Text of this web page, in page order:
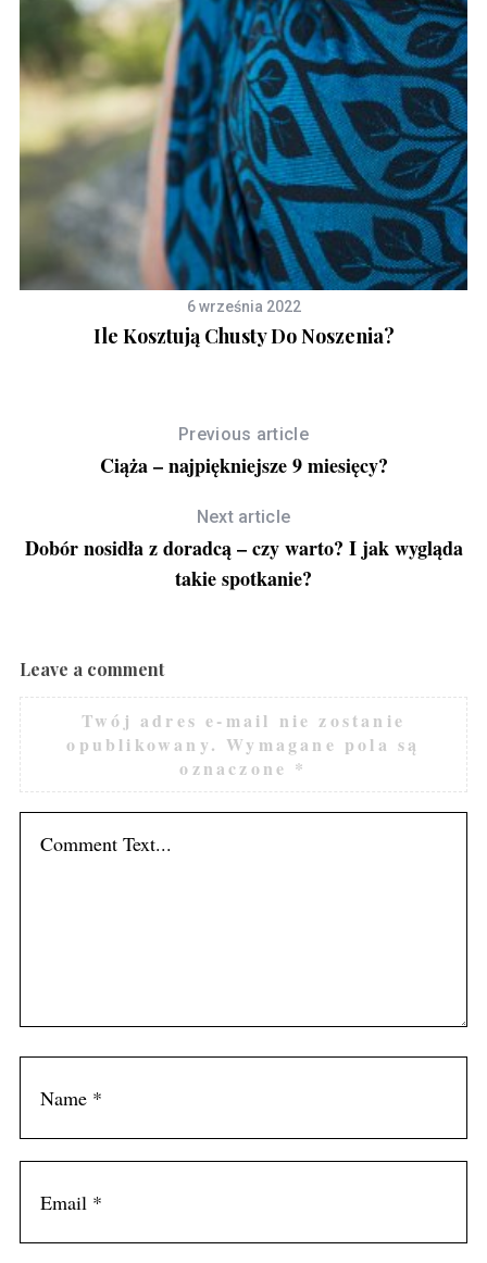
6 września 2022
Ile Kosztują Chusty Do Noszenia?
Previous article
Ciąża – najpiękniejsze 9 miesięcy?
Next article
Dobór nosidła z doradcą – czy warto? I jak wygląda
takie spotkanie?
Leave a comment
Twój adres e-mail nie zostanie
opublikowany. Wymagane pola są
oznaczone *